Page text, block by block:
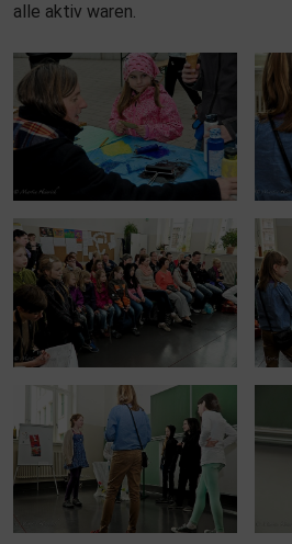
alle aktiv waren.